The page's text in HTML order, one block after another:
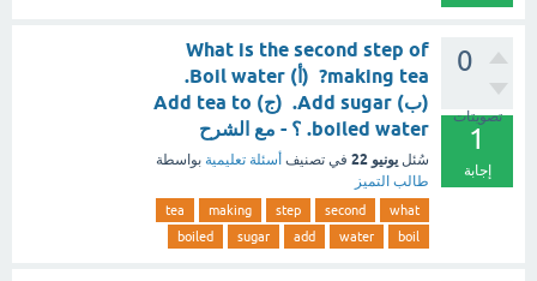
0
تصويتات
1
إجابة
What is the second step of
making tea? (أ) Boil water.
(ب) Add sugar. (ج) Add tea to
boiled water. ؟ - مع الشرح
سُئل يونيو 22 في تصنيف أسئلة تعليمية بواسطة
طالب التميز
what
second
step
making
tea
boil
water
add
sugar
boiled